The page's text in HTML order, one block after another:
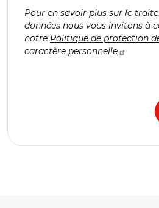
Pour en savoir plus sur le
données nous vous invitons à
notre Politique de protection
caractère personnelle